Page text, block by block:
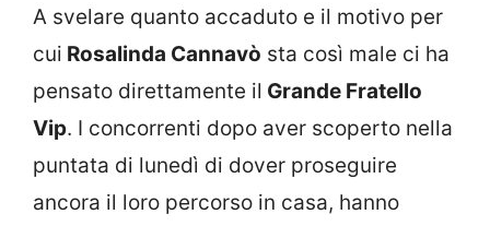
A svelare quanto accaduto e il motivo per
cui Rosalinda Cannavò sta così male ci ha
pensato direttamente il Grande Fratello
Vip. I concorrenti dopo aver scoperto nella
puntata di lunedì di dover proseguire
ancora il loro percorso in casa, hanno